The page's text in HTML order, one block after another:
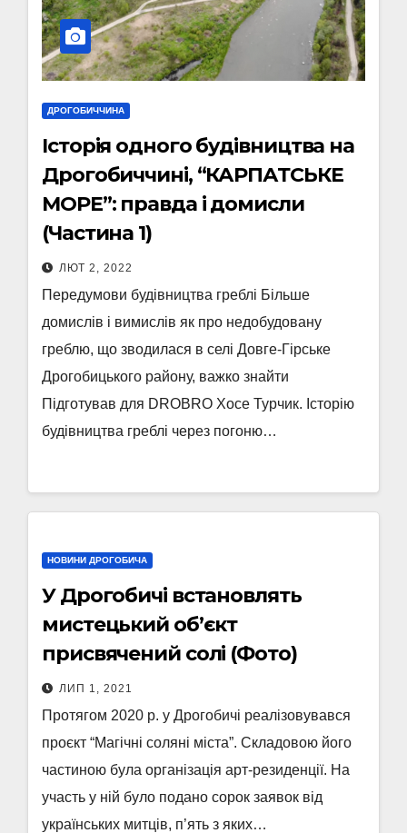
ДРОГОБИЧЧИНА
Історія одного будівництва на
Дрогобиччині, “КАРПАТСЬКЕ
МОРЕ”: правда і домисли
(Частина 1)
ЛЮТ 2, 2022
Передумови будівництва греблі Більше
домислів і вимислів як про недобудовану
греблю, що зводилася в селі Довге-Гірське
Дрогобицького району, важко знайти
Підготував для DROBRO Хосе Турчик. Історію
будівництва греблі через погоню…
НОВИНИ ДРОГОБИЧА
У Дрогобичі встановлять
мистецький об’єкт
присвячений солі (Фото)
ЛИП 1, 2021
Протягом 2020 р. у Дрогобичі реалізовувався
проєкт “Магічні соляні міста”. Складовою його
частиною була організація арт-резиденції. На
участь у ній було подано сорок заявок від
українських митців, п’ять з яких…